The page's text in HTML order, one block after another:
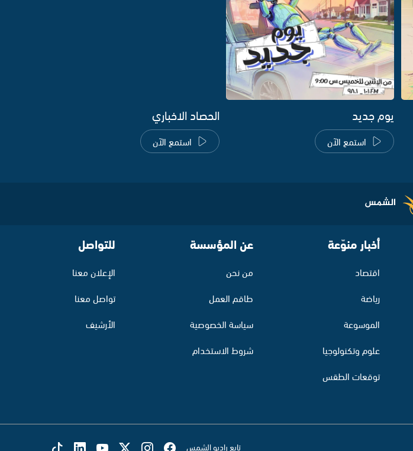
يوم جديد
استمع الآن
الحصاد الاخباري
استمع الآن
أخبار منوّعة
اقتصاد
رياضة
الموسوعة
علوم وتكنولوجيا
توقعات الطقس
عن المؤسسة
من نحن
طاقم العمل
سياسة الخصوصية
شروط الاستخدام
للتواصل
الإعلان معنا
تواصل معنا
الأرشيف
تابع راديو الشمس